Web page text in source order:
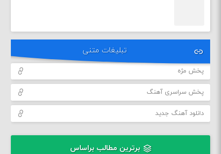
تبلیغات متنی
پخش مژه
پخش سراسری آهنگ
دانلود آهنگ جدید
برترین مطالب براساس